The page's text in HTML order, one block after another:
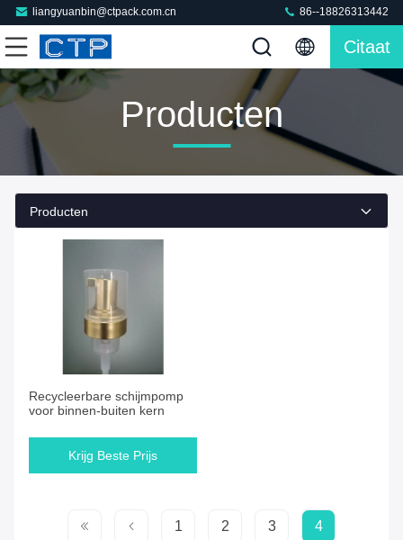
liangyuanbin@ctpack.com.cn 86--18826313442
Citaat
Producten
Producten
Recycleerbare schijmpomp
voor binnen-buiten kern
Krijg Beste Prijs
1 2 3 4